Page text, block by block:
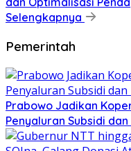
Selengkapnya
Pemerintah
Prabowo Jadikan
Penyaluran Subsidi